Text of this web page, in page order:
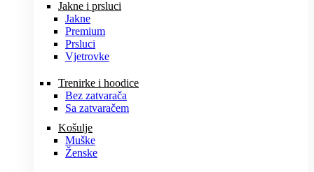
Jakne i prsluci
Jakne
Premium
Prsluci
Vjetrovke
Trenirke i hoodice
Bez zatvarača
Sa zatvaračem
Košulje
Muške
Ženske